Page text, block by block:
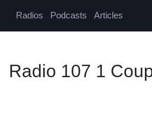
Radios Podcasts Articles
Radio 107 1